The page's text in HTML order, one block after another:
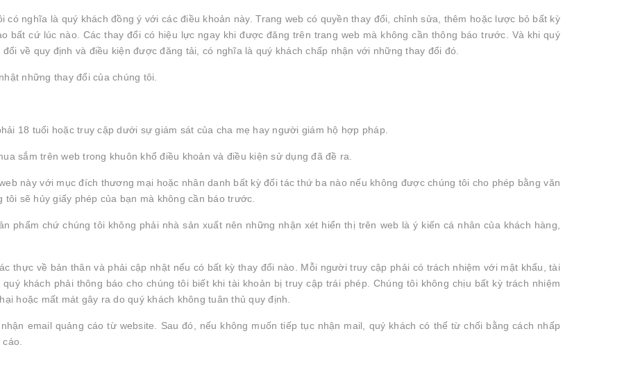
có nghĩa là quý khách đồng ý với các điều khoản này. Trang web có quyền thay đổi, chỉnh sửa, thêm hoặc lược bỏ bất kỳ
bất cứ lúc nào. Các thay đổi có hiệu lực ngay khi được đăng trên trang web mà không cần thông báo trước. Và khi quý
về quy định và điều kiện được đăng tải, có nghĩa là quý khách chấp nhận với những thay đổi đó.
những thay đổi của chúng tôi.
18 tuổi hoặc truy cập dưới sự giám sát của cha mẹ hay người giám hộ hợp pháp.
sắm trên web trong khuôn khổ điều khoản và điều kiện sử dụng đã đề ra.
này với mục đích thương mại hoặc nhân danh bất kỳ đối tác thứ ba nào nếu không được chúng tôi cho phép bằng văn
sẽ hủy giấy phép của bạn mà không cần báo trước.
phẩm chứ chúng tôi không phải nhà sản xuất nên những nhận xét hiển thị trên web là ý kiến cá nhân của khách hàng,
thực về bản thân và phải cập nhật nếu có bất kỳ thay đổi nào. Mỗi người truy cập phải có trách nhiệm với mật khẩu, tài
khách phải thông báo cho chúng tôi biết khi tài khoản bị truy cập trái phép. Chúng tôi không chịu bất kỳ trách nhiệm
hoặc mất mát gây ra do quý khách không tuân thủ quy định.
email quảng cáo từ website. Sau đó, nếu không muốn tiếp tục nhận mail, quý khách có thể từ chối bằng cách nhấp